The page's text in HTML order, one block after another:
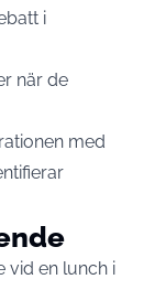
i
när de
med
vid en lunch i